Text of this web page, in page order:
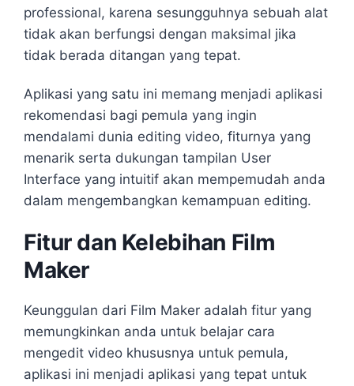
professional, karena sesungguhnya sebuah alat
tidak akan berfungsi dengan maksimal jika
tidak berada ditangan yang tepat.
Aplikasi yang satu ini memang menjadi aplikasi
rekomendasi bagi pemula yang ingin
mendalami dunia editing video, fiturnya yang
menarik serta dukungan tampilan User
Interface yang intuitif akan mempemudah anda
dalam mengembangkan kemampuan editing.
Fitur dan Kelebihan Film
Maker
Keunggulan dari Film Maker adalah fitur yang
memungkinkan anda untuk belajar cara
mengedit video khususnya untuk pemula,
aplikasi ini menjadi aplikasi yang tepat untuk